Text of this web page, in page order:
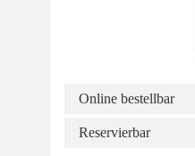
Online bestellbar
Reservierbar